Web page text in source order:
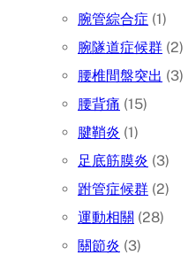
腕管綜合症 (1)
腕隧道症候群 (2)
腰椎間盤突出 (3)
腰背痛 (15)
腱鞘炎 (1)
足底筋膜炎 (3)
跗管症候群 (2)
運動相關 (28)
關節炎 (3)